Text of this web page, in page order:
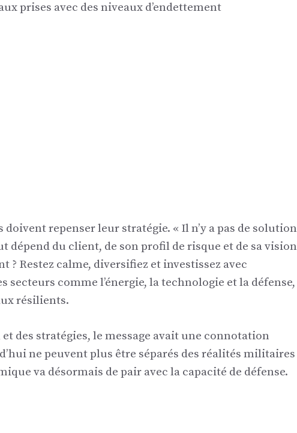
prises avec des niveaux d’endettement
repenser leur stratégie. « Il n’y a pas de solution
dépend du client, de son profil de risque et de sa vision
? Restez calme, diversifiez et investissez avec
secteurs comme l’énergie, la technologie et la défense,
résilients.
des stratégies, le message avait une connotation
ne peuvent plus être séparés des réalités militaires
va désormais de pair avec la capacité de défense.